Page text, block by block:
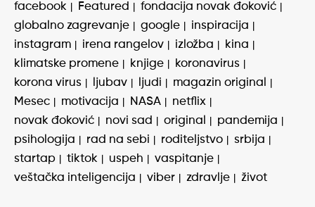
facebook
Featured
fondacija novak đoković
globalno zagrevanje
google
inspiracija
instagram
irena rangelov izložba
kina
klimatske promene
knjige
koronavirus
korona virus
ljubav ljudi
magazin original
Mesec
motivacija NASA
netflix
novak đoković
novi sad original
pandemija
psihologija
rad na sebi roditeljstvo
srbija
startap
tiktok uspeh
vaspitanje
veštačka inteligencija
viber zdravlje život